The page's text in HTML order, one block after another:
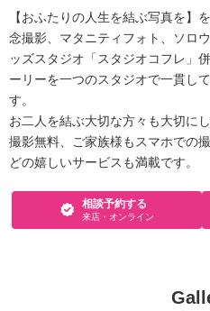
【おふたりの人生を結ぶ写真を】
念撮影、マタニティフォト、ソロ
ッズスタジオ「スタジオコフレ」
ーリーを一つのスタジオで一貫し
す。
お二人を結ぶ大切な方々も大切に
撮影無料、ご家族様もスマホでの
どの嬉しいサービスも満載です。
相談予約する
来店・オンライン